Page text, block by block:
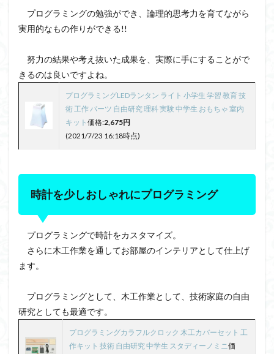
プログラミングの勉強ができ、論理的思考力を育てながら
実用的なもの作りができる!!
努力の結果や考え抜いた成果を、実際に手にすることがで
きるのは良いですよね。
プログラミングLEDランタン ライト 小学生 学習 教育 技
術 工作 パーツ 自由研究 理科 実験 中学生 おもちゃ 室内
キット 価格:2,675円
(2021/7/23 16:18時点)
時計を少しおしゃれにプログラミング
プログラミングで時計をカスタマイズ。
さらに木工作業を通してお部屋のインテリアとして仕上げ
ます。
プログラミングとして、木工作業として、技術家庭の自由
研究としても最適です。
プログラミングカラフルクロック 木工カバーセット 工
作キット 技術 自由研究 中学生 スタディーノミニ価